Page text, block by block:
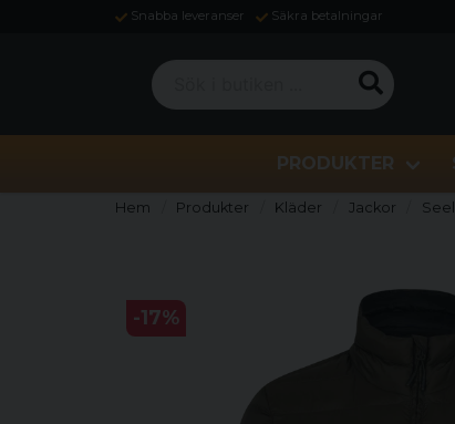
Snabba leveranser Säkra betalningar
Sök i butiken ...
PRODUKTER
Hem Produkter Kläder Jackor
-17%